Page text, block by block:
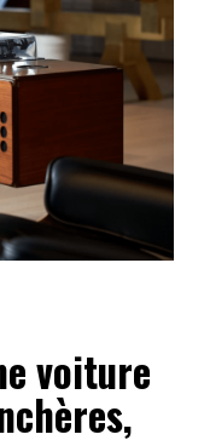
voiture